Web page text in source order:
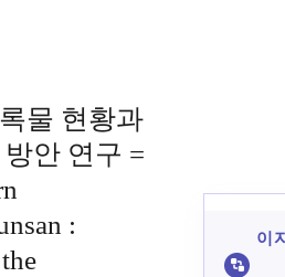
물 현황과
안 연구 =
:
이